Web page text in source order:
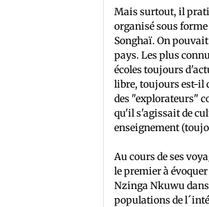
Mais surtout, il
organisé sous
Songhaï. On
pays. Les plus
écoles toujours
libre, toujours est-il
des "explorateurs"
qu'il s'agissait de
enseignement
Au cours de ses
le premier à
Nzinga Nkuwu dans
populations de